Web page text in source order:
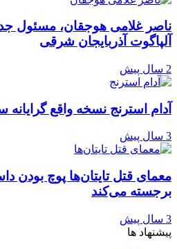
ناصر غلامی هوجقان، مسئول
آلپاگوت آذربایجان شرقی
2 سال پیش
آدام استرنج نسخه واقع
3 سال پیش
معمای قتل تایتان‌ها پوچ بودن
برجسته می‌کند
3 سال پیش
پیشنهاد ها